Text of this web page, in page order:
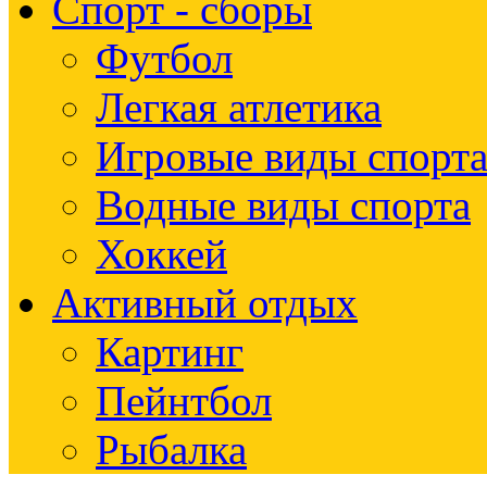
Футбол
Легкая атлетика
Игровые виды спорта
Водные виды спорта
Хоккей
Активный отдых
Картинг
Пейнтбол
Рыбалка